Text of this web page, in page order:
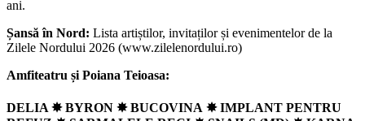
ani.
Șansă în Nord: Lista artiștilor, invitaților și evenimentelor de la
Zilele Nordului 2026 (www.zilelenordului.ro)
Amfiteatru și Poiana Teioasa:
DELIA ✸ BYRON ✸ BUCOVINA ✸IMPLANT PENTRU